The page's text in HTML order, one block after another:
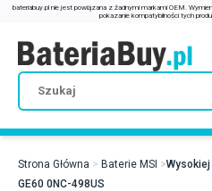
Strona Główna Baterie MSI
GE60 0NC-498US